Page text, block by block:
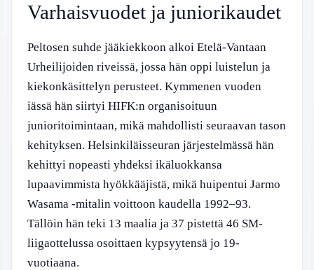
Varhaisvuodet ja juniorikaudet
Peltosen suhde jääkiekkoon alkoi Etelä-Vantaan
Urheilijoiden riveissä, jossa hän oppi luistelun ja
kiekonkäsittelyn perusteet. Kymmenen vuoden
iässä hän siirtyi HIFK:n organisoituun
junioritoimintaan, mikä mahdollisti seuraavan tason
kehityksen. Helsinkiläisseuran järjestelmässä hän
kehittyi nopeasti yhdeksi ikäluokkansa
lupaavimmista hyökkääjistä, mikä huipentui Jarmo
Wasama -mitalin voittoon kaudella 1992–93.
Tällöin hän teki 13 maalia ja 37 pistettä 46 SM-
liigaottelussa osoittaen kypsyytensä jo 19-
vuotiaana.